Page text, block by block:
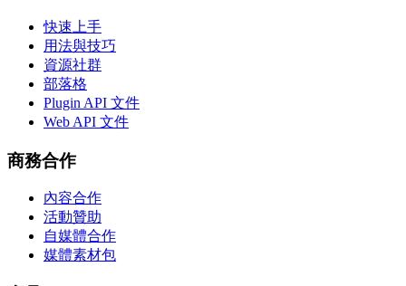
快速上手
用法與技巧
資源社群
部落格
Plugin API 文件
Web API 文件
商務合作
內容合作
活動贊助
自媒體合作
媒體素材包